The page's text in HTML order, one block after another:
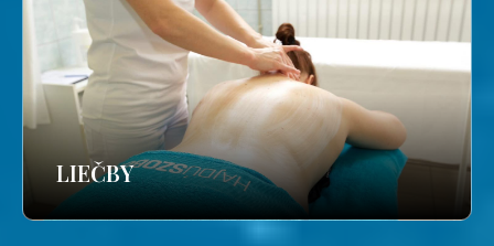
LIEČBY